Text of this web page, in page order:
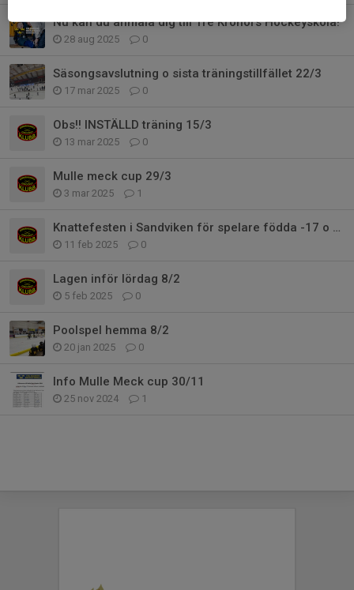
Nu kan du anmäla dig till Tre Kronors Hockeyskola!
28 aug 2025 0
Säsongsavslutning o sista träningstillfället 22/3
17 mar 2025 0
Obs!! INSTÄLLD träning 15/3
13 mar 2025 0
Mulle meck cup 29/3
3 mar 2025 1
Knattefesten i Sandviken för spelare födda -17 o -18
11 feb 2025 0
Lagen inför lördag 8/2
5 feb 2025 0
Poolspel hemma 8/2
20 jan 2025 0
Info Mulle Meck cup 30/11
25 nov 2024 1